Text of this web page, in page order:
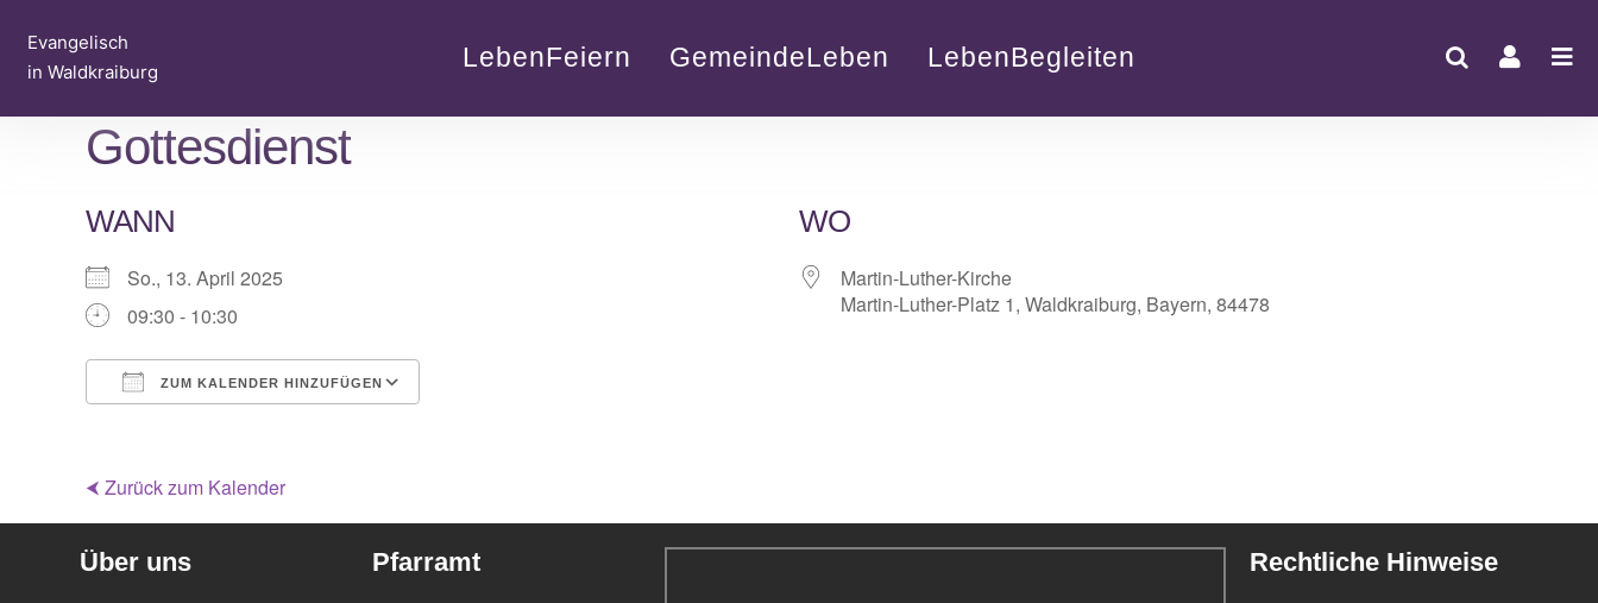
Inhalt
springen
Evangelisch
in Waldkraiburg
LebenFeiern GemeindeLeben LebenBegleiten
Gottesdienst
WANN
So., 13. April 2025
09:30 - 10:30
ZUM KALENDER HINZUFÜGEN
WO
Martin-Luther-Kirche
Martin-Luther-Platz 1, Waldkraiburg, Bayern, 84478
⮜ Zurück zum Kalender
Über uns Pfarramt Rechtliche Hinweise